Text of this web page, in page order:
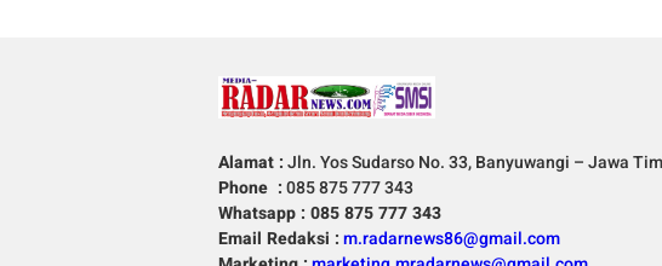
Alamat :Jln. Yos Sudarso No. 33, Banyuwangi – Jawa
Phone :085 875 777 343
Whatsapp : 085 875 777 343
Email Redaksi :m.radarnews86@gmail.com